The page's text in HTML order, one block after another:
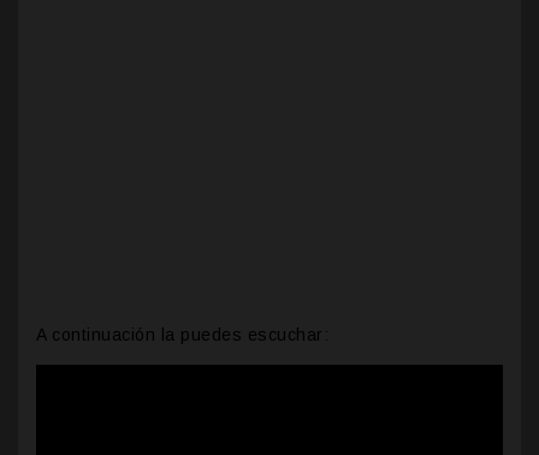
A continuación la puedes escuchar: